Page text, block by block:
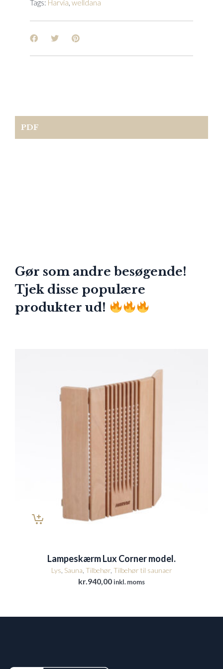
Tags: Harvia, welldana
PDF
Gør som andre besøgende!
Tjek disse populære
produkter ud!
Lampeskærm Lux Corner model.
Lys Sauna Tilbehør, Tilbehør til saunaer
kr.940,00inkl. moms